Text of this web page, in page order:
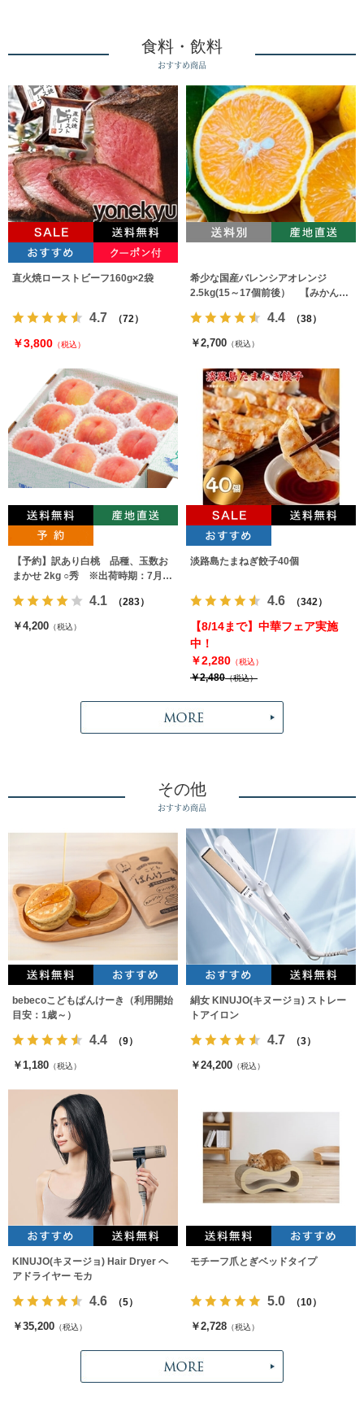
食料・飲料
おすすめ商品
直火焼ローストビーフ160g×2袋
4.7 （72）
￥3,800 （税込）
希少な国産バレンシアオレンジ
2.5kg(15～17個前後） 【みかんの
4.4 （38）
￥2,700 （税込）
【予約】訳あり白桃 品種、玉数お
まかせ 2kg ○秀 ※出荷時期：7月下
4.1 （283）
￥4,200 （税込）
淡路島たまねぎ餃子40個
4.6 （342）
【8/14まで】中華フェア実施
中！
￥2,280 （税込）
￥2,480（税込）
その他
おすすめ商品
bebecoこどもぱんけーき（利用開始
目安：1歳～）
4.4 （9）
￥1,180 （税込）
絹女 KINUJO(キヌージョ) ストレー
トアイロン
4.7 （3）
￥24,200 （税込）
KINUJO(キヌージョ) Hair Dryer ヘ
アドライヤー モカ
4.6 （5）
￥35,200 （税込）
モチーフ爪とぎベッドタイプ
5.0 （10）
￥2,728 （税込）